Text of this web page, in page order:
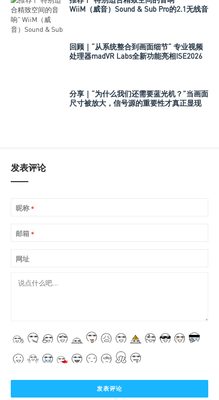
WiiM（威音）Sound & Sub Pro的2.1无线音
回顾｜“从系统整合到画面细节“ 专业视频
处理器madVR Labs全新功能亮相ISE2026
分享｜“为什么我们还需要蓝光机？”当画面
尺寸被放大，信号源的重要性才真正显现
发表评论
昵称 *
邮箱 *
网址